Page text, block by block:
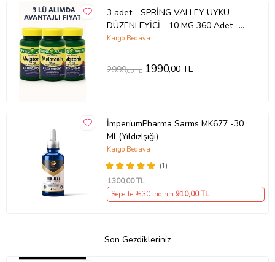
3 adet - SPRİNG VALLEY UYKU
DÜZENLEYİCİ - 10 MG 360 Adet -
Jet-Lag ve Uyku Sorunlarına Destek
SKT:12/2027
Kargo Bedava
2999,00 TL 1990,00 TL
İmperiumPharma Sarms MK677 -30
Ml (YıldızIşığı)
(1)
Kargo Bedava
1300,00 TL
Sepette %30 İndirim 910,00 TL
Son Gezdikleriniz